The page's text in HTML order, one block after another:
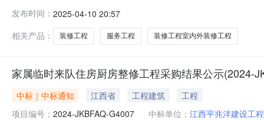
基本概况：七、其它事项：无八、联系方式1、采购人名
发布时间： 2025-04-10 20:57
相关产品：
装修工程 服务工程 装修工程室内外装修工程
家属临时来队住房厨房整修工程采购结果公示(2024-
中标｜中标通知 江西省 工程建筑
工程
项目编号： 2024-JKBFAQ-G4007 中标单位： 江西平兆洋建设工